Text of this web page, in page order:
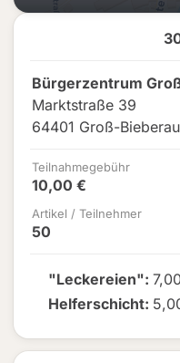
Bürgerzentrum
Marktstraße 39
64401 Groß-Bieberau
Teilnahmegebühr
10,00 €
Artikel / Teilnehmer
50
"Leckereien":
Helferschicht: